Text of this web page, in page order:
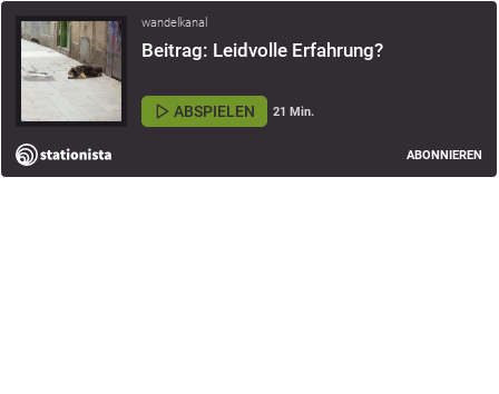
wandelkanal
Beitrag: Leidvolle Erfahrung?
ABSPIELEN 21 Min.
ABONNIEREN